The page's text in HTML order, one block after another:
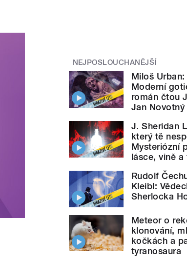
NEJPOSLOUCHANĚJŠÍ
Miloš
Moderní
román čtou
Jan Novotný
J. Sheridan
který tě
Mysteriózní
lásce, vině a
Rudolf
Kleibl:
Sherlocka
Meteor o
klonování,
kočkách a
tyranosaura